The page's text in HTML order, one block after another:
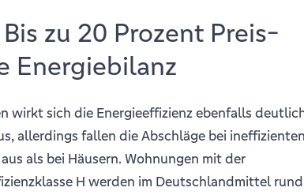
zu 20 Prozent Preis-
Energiebilanz
wirkt sich die Energieeffizienz ebenfalls
allerdings fallen die Abschläge bei ineffizienten
als bei Häusern. Wohnungen mit der
H werden im Deutschlandmittel rund